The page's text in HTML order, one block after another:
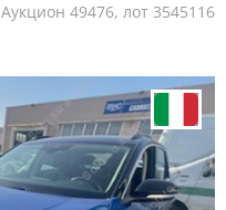
Аукцион 49476, лот 3545116